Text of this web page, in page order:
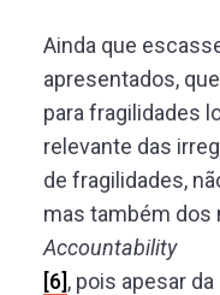
Ainda que
apresentados,
para fragilidades
relevante das
de fragilidades,
mas também dos
Accountability
[6], pois apesar